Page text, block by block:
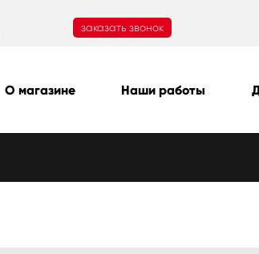
заказать звонок
О магазине Наши работы